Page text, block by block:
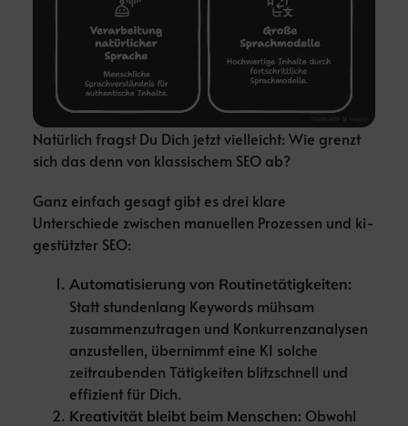
Natürlich fragst Du Dich jetzt vielleicht: Wie grenzt
sich das denn von klassischem SEO ab?
Ganz einfach gesagt gibt es drei klare
Unterschiede zwischen manuellen Prozessen und ki-
gestützter SEO:
Automatisierung von Routinetätigkeiten:
Statt stundenlang Keywords mühsam
zusammenzutragen und Konkurrenzanalysen
anzustellen, übernimmt eine KI solche
zeitraubenden Tätigkeiten blitzschnell und
effizient für Dich.
Kreativität bleibt beim Menschen: Obwohl